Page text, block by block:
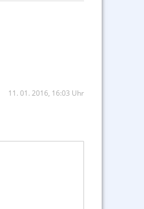
11. 01. 2016, 16:03 Uhr